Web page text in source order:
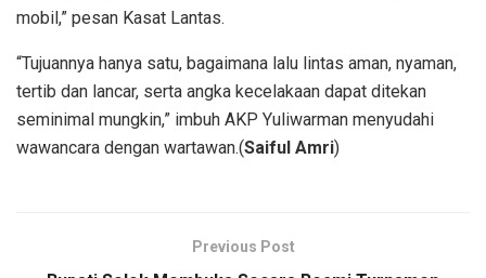
mobil,” pesan Kasat Lantas.
“Tujuannya hanya satu, bagaimana lalu lintas aman, nyaman,
tertib dan lancar, serta angka kecelakaan dapat ditekan
seminimal mungkin,” imbuh AKP Yuliwarman menyudahi
wawancara dengan wartawan.(Saiful Amri)
Previous Post